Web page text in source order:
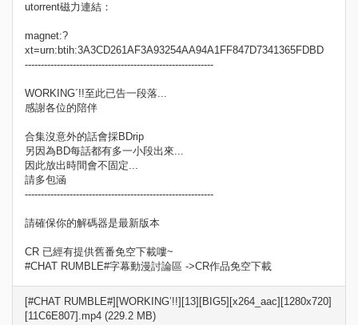
utorrent磁力連結：
magnet:?
xt=urn:btih:3A3CD261AF3A93254AA94A1FF847D7341365FDBD
-----------------------------------------------------------
WORKING´!!至此已告一段落...
感謝各位的陪伴
合集沒意外的話會採BDrip
另因為BD每話都有多一小段出來...
因此放出時間會不固定...
請多包涵
-----------------------------------------------------------
請確保你的解碼器是最新版本
CR 已經有提供舊番免空下載嘍~
#CHAT RUMBLE#字幕動漫討論區 ->CR作品免空下載
[#CHAT RUMBLE#][WORKING’!!][13][BIG5][x264_aac][1280x720]
[11C6E807].mp4 (229.2 MB)